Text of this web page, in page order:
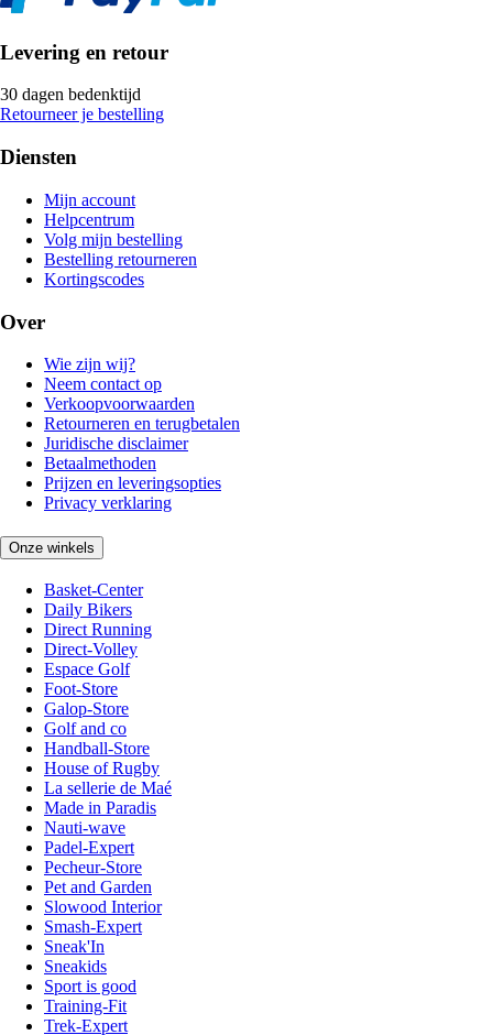
Levering en retour
30 dagen bedenktijd
Retourneer je bestelling
Diensten
Mijn account
Helpcentrum
Volg mijn bestelling
Bestelling retourneren
Kortingscodes
Over
Wie zijn wij?
Neem contact op
Verkoopvoorwaarden
Retourneren en terugbetalen
Juridische disclaimer
Betaalmethoden
Prijzen en leveringsopties
Privacy verklaring
Onze winkels
Basket-Center
Daily Bikers
Direct Running
Direct-Volley
Espace Golf
Foot-Store
Galop-Store
Golf and co
Handball-Store
House of Rugby
La sellerie de Maé
Made in Paradis
Nauti-wave
Padel-Expert
Pecheur-Store
Pet and Garden
Slowood Interior
Smash-Expert
Sneak'In
Sneakids
Sport is good
Training-Fit
Trek-Expert